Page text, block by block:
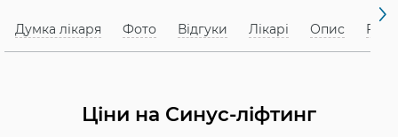
Думка лікаря Фото Відгуки Лікарі Опис FAQ
Ціни на Синус-ліфтинг